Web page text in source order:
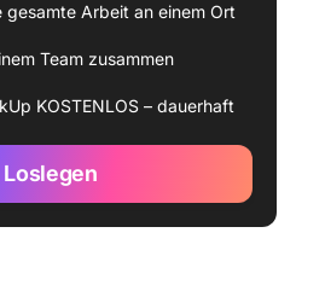
gesamte Arbeit an einem Ort
Team zusammen
KOSTENLOS – dauerhaft
Loslegen